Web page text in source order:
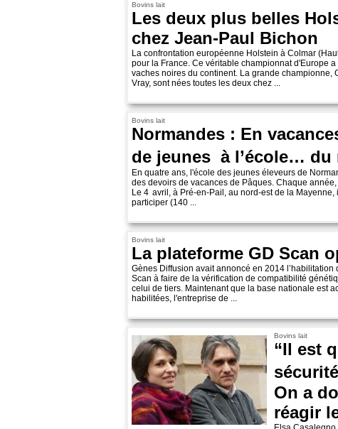
Bovins lait
Les deux plus belles
chez Jean-Paul Bichon
La confrontation européenne Holstein à Colmar
pour la France. Ce véritable championnat d'Europe
vaches noires du continent. La grande championne,
Vray, sont nées toutes les deux chez ...
Bovins lait
Normandes : En
de jeunes à l’école… du
En quatre ans, l'école des jeunes éleveurs de
des devoirs de vacances de Pâques. Chaque
Le 4 avril, à Pré-en-Pail, au nord-est de la
participer (140 ...
Bovins lait
La plateforme GD Scan
Gènes Diffusion avait annoncé en 2014
Scan à faire de la vérification de compatibilité
celui de tiers. Maintenant que la base nationale est
habilitées, l'entreprise de ...
Bovins lait
“Il est
On a
réagir